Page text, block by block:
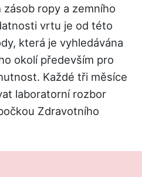
ropy a zemního
vrtu je od této
která je vyhledávána
okolí především pro
Každé tři měsíce
laboratorní rozbor
Zdravotního